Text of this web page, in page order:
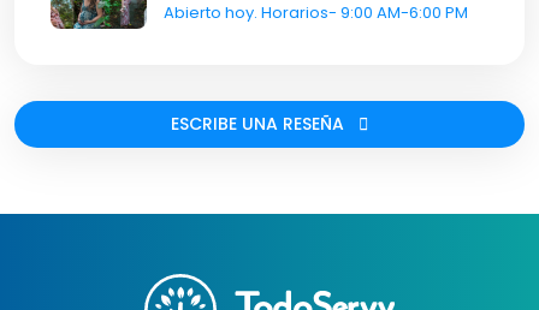
Abierto hoy. Horarios- 9:00 AM-6:00 PM
ESCRIBE UNA RESEÑA